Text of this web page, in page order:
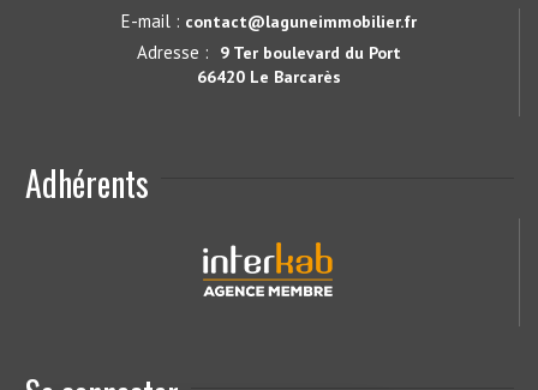
E-mail : contact@laguneimmobilier.fr
Adresse :
9 Ter boulevard du Port
66420 Le Barcarès
Adhérents